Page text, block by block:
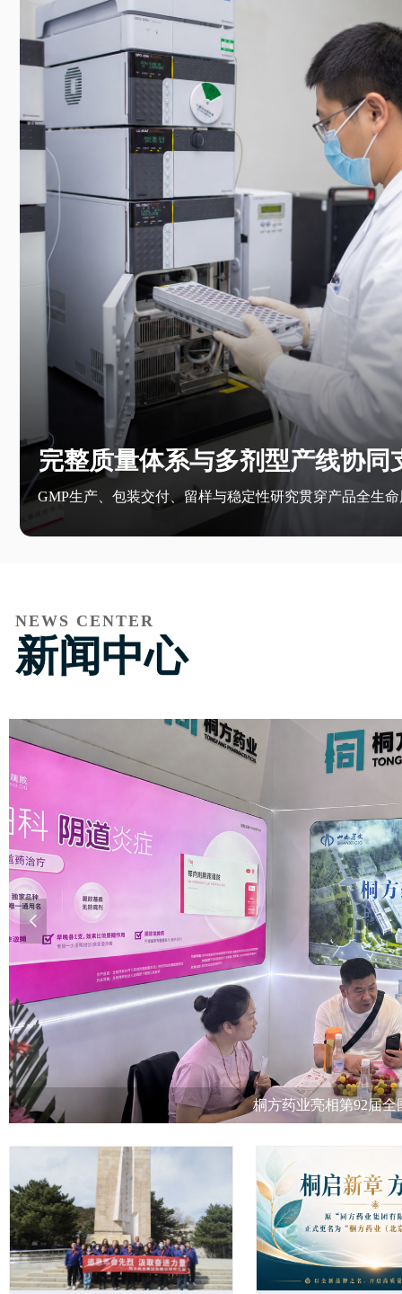
桐方药业亮相第92届全
넳
新闻中心
NEWS CENTER
GMP生产、包装交付、留样与稳定性研究贯穿产品全生
完整质量体系与多剂型产线协同